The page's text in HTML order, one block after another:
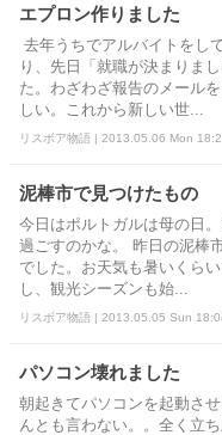
エプロン作りました
去年うちでアルバイトをし
り、先日「就職が決まりま
た。わざわざ報告のメール
しい。これから新しい世...
リスボア物語 | 2013.05.06 Mon
泥棒市で見つけたもの
今日はポルトガルは母の日
過ごすのかな。 昨日の泥棒
でした。お天気も暑いくら
し、観光シーズンも始...
リスボア物語 | 2013.05.05 Sun
パソコン壊れました
朝起きてパソコンを起動さ
んとも言わない。。全く立